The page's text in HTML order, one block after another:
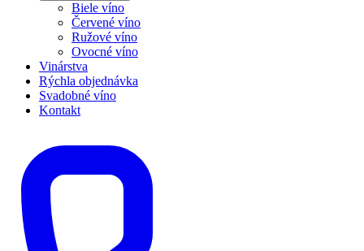
Biele víno
Červené víno
Ružové víno
Ovocné víno
Vinárstva
Rýchla objednávka
Svadobné víno
Kontakt